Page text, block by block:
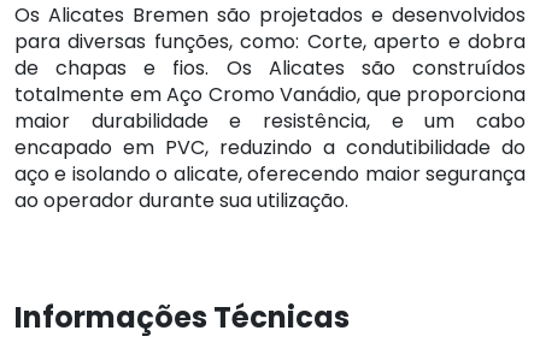
Os Alicates Bremen são projetados e desenvolvidos
para diversas funções, como: Corte, aperto e dobra
de chapas e fios. Os Alicates são construídos
totalmente em Aço Cromo Vanádio, que proporciona
maior durabilidade e resistência, e um cabo
encapado em PVC, reduzindo a condutibilidade do
aço e isolando o alicate, oferecendo maior segurança
ao operador durante sua utilização.
Informações Técnicas